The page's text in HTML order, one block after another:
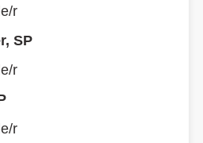
r
SP
r
r